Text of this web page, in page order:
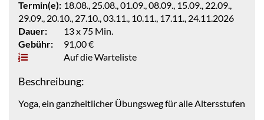
Termin(e): 18.08., 25.08., 01.09., 08.09., 15.09., 22.09.,
29.09., 20.10., 27.10., 03.11., 10.11., 17.11., 24.11.2026
Dauer:
13 x 75 Min.
Gebühr:
91,00 €
Auf die Warteliste
Beschreibung:
Yoga, ein ganzheitlicher Übungsweg für alle Altersstufen